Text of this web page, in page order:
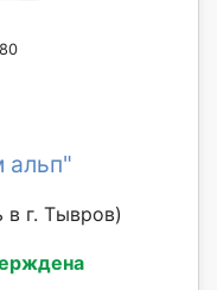
альп"
г. Тывров)